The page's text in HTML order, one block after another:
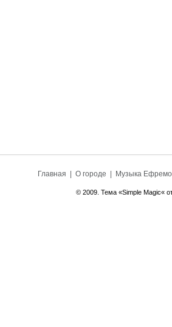
Главная О городе Музыка
© 2009. Тема «Simple Magic«